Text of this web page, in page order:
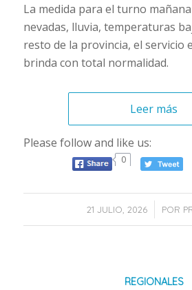
La medida para el turno
nevadas, lluvia, temperaturas
resto de la provincia, el servicio
brinda con total normalidad.
Leer más
Please follow and like us:
0
21 JULIO, 2026 POR
REGIONALES